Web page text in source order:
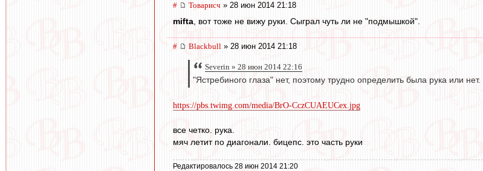
# Товарисч » 28 июн 2014 21:18
mifta , вот тоже не вижу руки. Сыграл чуть ли не "подмышкой".
# Blackbull » 28 июн 2014 21:18
Severin » 28 июн 2014 22:16
"Ястребиного глаза" нет, поэтому трудно определить была рука или нет.
https://pbs.twimg.com/media/BrO-CczCUAEUCex.jpg
все четко. рука.
мяч летит по диагонали. бицепс. это часть руки
Редактировалось 28 июн 2014 21:20